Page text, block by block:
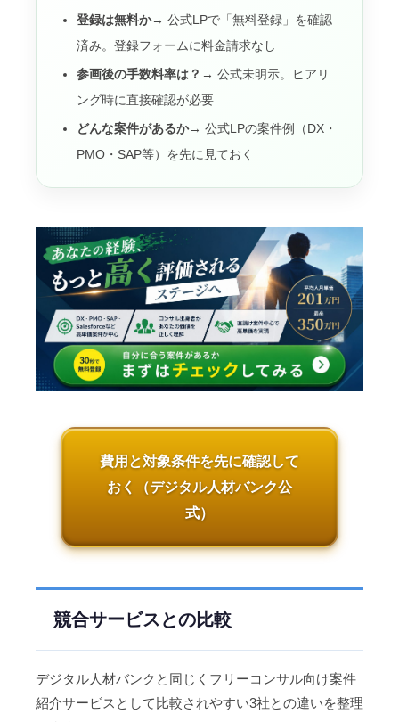
登録は無料か→ 公式LPで「無料登録」を確認
済み。登録フォームに料金請求なし
参画後の手数料率は？ → 公式未明示。ヒアリ
ング時に直接確認が必要
どんな案件があるか→ 公式LPの案件例（DX・
PMO・SAP等）を先に見ておく
費用と対象条件を先に確認して
おく（デジタル人材バンク公
式）
競合サービスとの比較
デジタル人材バンクと同じくフリーコンサル向け案件
紹介サービスとして比較されやすい3社との違いを整理